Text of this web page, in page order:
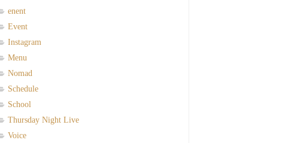
enent
Event
Instagram
Menu
Nomad
Schedule
School
Thursday Night Live
Voice